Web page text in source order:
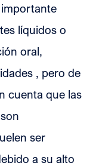
líquidos o
oral,
, pero de
cuenta que las
ser
a su alto